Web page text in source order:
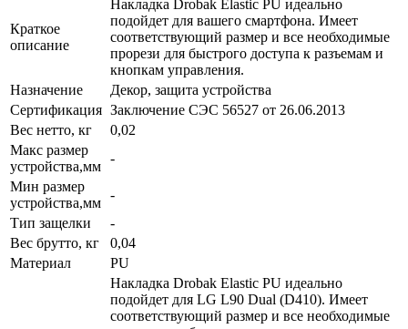
Краткое
описание
Накладка Drobak Elastic PU идеально
подойдет для вашего смартфона. Имеет
соответствующий размер и все необходимые
прорези для быстрого доступа к разъемам и
кнопкам управления.
Назначение
Декор, защита устройства
Сертификация Заключение СЭС 56527 от 26.06.2013
Вес нетто, кг
0,02
Макс размер
устройства,мм
-
Мин размер
устройства,мм
-
Тип защелки
-
Вес брутто, кг
0,04
Материал
PU
Накладка Drobak Elastic PU идеально
подойдет для LG L90 Dual (D410). Имеет
соответствующий размер и все необходимые